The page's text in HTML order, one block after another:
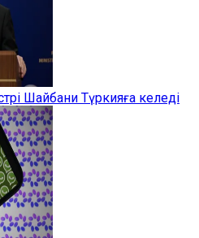
Шайбани Түркияға келеді